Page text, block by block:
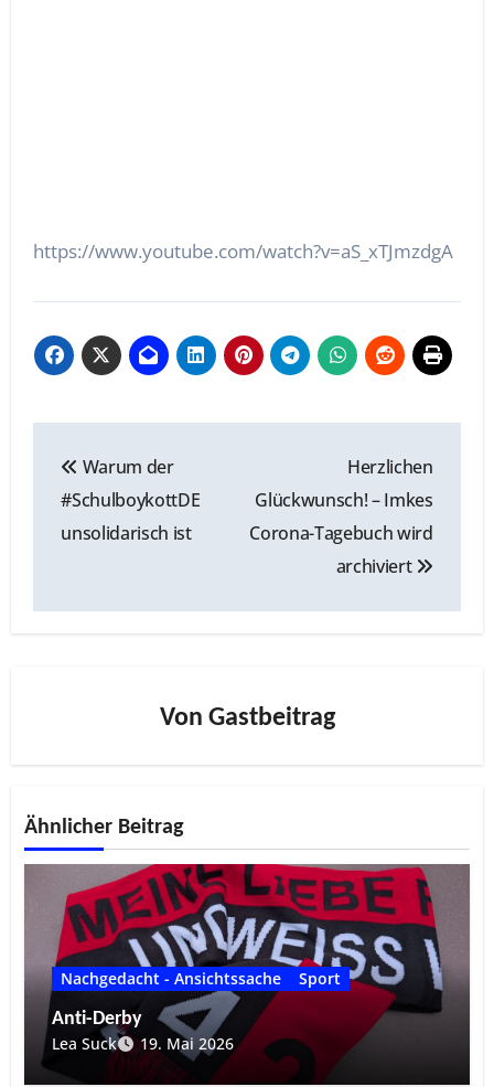
https://www.youtube.com/watch?v=aS_xTJmzdgA
Warum der
#SchulboykottDE
unsolidarisch ist
Herzlichen
Glückwunsch! – Imkes
Corona-Tagebuch wird
archiviert
Von Gastbeitrag
Ähnlicher Beitrag
Nachgedacht - Ansichtssache
Sport
Anti-Derby
Lea Suck
19. Mai 2026